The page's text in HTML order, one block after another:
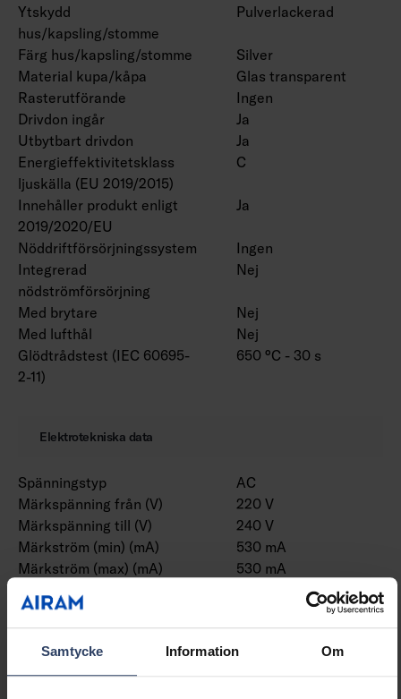
Samtycke Information Om
Ytskydd
hus/kapsling/stomme
Pulverlackerad
Färg hus/kapsling/stomme
Silver
Material kupa/kåpa
Glas transparent
Rasterutförande
Ingen
Drivdon ingår
Ja
Utbytbart drivdon
Ja
Energieffektivitetsklass
ljuskälla (EU 2019/2015)
C
Innehåller produkt enligt
2019/2020/EU
Ja
Nöddriftförsörjningssystem
Ingen
Integrerad
nödströmförsörjning
Nej
Med brytare
Nej
Med lufthål
Nej
Glödtrådstest (IEC 60695-
2-11)
650 °C - 30 s
Elektrotekniska data
Spänningstyp
AC
Märkspänning från (V)
220 V
Märkspänning till (V)
240 V
Märkström (min) (mA)
530 mA
Märkström (max) (mA)
530 mA
LED-drivdon
konstantström
Skyddsklass (IEC 61140)
I
Lämplig för lampeffekt
(min) (W)
16 W